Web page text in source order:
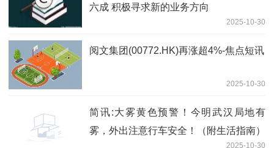
六成 积极寻求新的业务方向
2025-10-30
阅文集团(00772.HK)再涨超4%-焦点短讯
2025-10-30
简讯:大雾黄色预警！今明武汉局地有
雾，外出注意行车安全！（附生活指南）
2025-10-30